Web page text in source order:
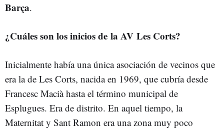
Barça.
¿Cuáles son los inicios de la AV Les Corts?
Inicialmente había una única asociación de vecinos que
era la de Les Corts, nacida en 1969, que cubría desde
Francesc Macià hasta el término municipal de
Esplugues. Era de distrito. En aquel tiempo, la
Maternitat y Sant Ramon era una zona muy poco